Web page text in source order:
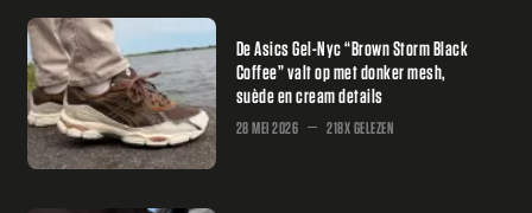
De Asics Gel-Nyc “Brown Storm Black
Coffee” valt op met donker mesh,
suède en cream details
28 MEI 2026 218X GELEZEN